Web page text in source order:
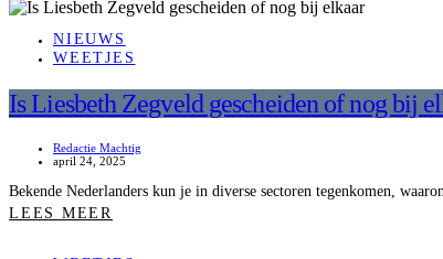
NIEUWS
WEETJES
Is Liesbeth Zegveld gescheiden of nog bij
Redactie Machtig
april 24, 2025
Bekende Nederlanders kun je in diverse sectoren tegenkomen,
LEES MEER